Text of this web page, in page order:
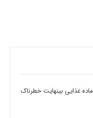
مصرف بیش از حد این 8 ماده غذایی بینهایت خطرناک